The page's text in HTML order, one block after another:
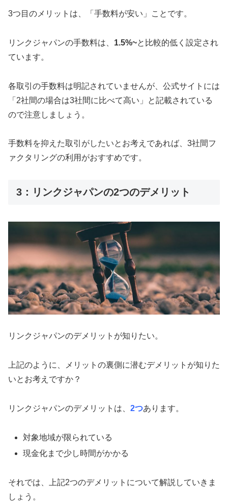
3つ目のメリットは、「手数料が安い」ことです。
リンクジャパンの手数料は、 1.5%~と比較的低く設定され
ています。
各取引の手数料は明記されていませんが、公式サイトには
「2社間の場合は3社間に比べて高い」と記載されている
ので注意しましょう。
手数料を抑えた取引がしたいとお考えであれば、3社間フ
ァクタリングの利用がおすすめです。
3：リンクジャパンの2つのデメリット
リンクジャパンのデメリットが知りたい。
上記のように、メリットの裏側に潜むデメリットが知りた
いとお考えですか？
リンクジャパンのデメリットは、 2つあります。
対象地域が限られている
現金化まで少し時間がかかる
それでは、上記2つのデメリットについて解説していきま
しょう。